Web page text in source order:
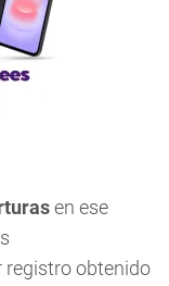
en ese
registro obtenido